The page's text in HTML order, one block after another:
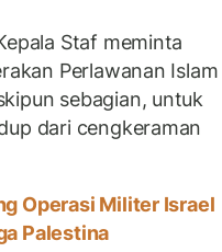
Staf meminta
Perlawanan Islam
sebagian, untuk
dari cengkeraman
Operasi Militer Israel
Palestina